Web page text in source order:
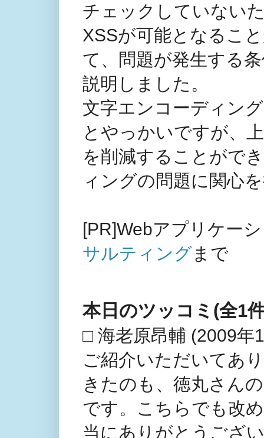
チェックしていない
XSSが可能となるこ
て、問題が発生する
説明しました。
文字エンコーディン
とやっかいですが、
を削減することがで
ィングの問題に関心
[PR]Webアプリケー
サルティングまで
本日のツッコミ(全1
□ 海老原昂輔 (2009年
ご紹介いただいてあ
きたのも、徳丸さん
です。こちらでも改
当にありがとうござ